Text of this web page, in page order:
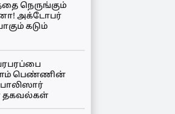
நெருங்கும்
அக்டோபர்
கடும்
பெண்ணின்
தகவல்கள்